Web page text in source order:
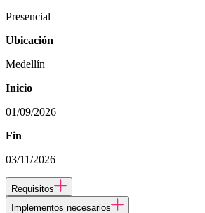
Presencial
Ubicación
Medellín
Inicio
01/09/2026
Fin
03/11/2026
Requisitos
Implementos necesarios